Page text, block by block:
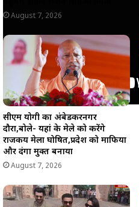
August 7, 2026
सीएम योगी का अंबेडकरनगर
दौरा,बोले- यहां के मेले को करेंगे
राजकीय मेला घोषित,प्रदेश को माफिया
और दंगा मुक्त बनाया
August 7, 2026